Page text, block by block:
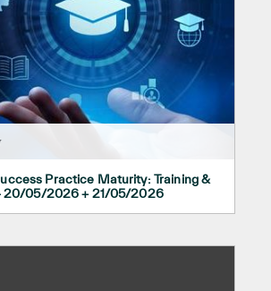
Practice Maturity: Training &
20/05/2026 + 21/05/2026